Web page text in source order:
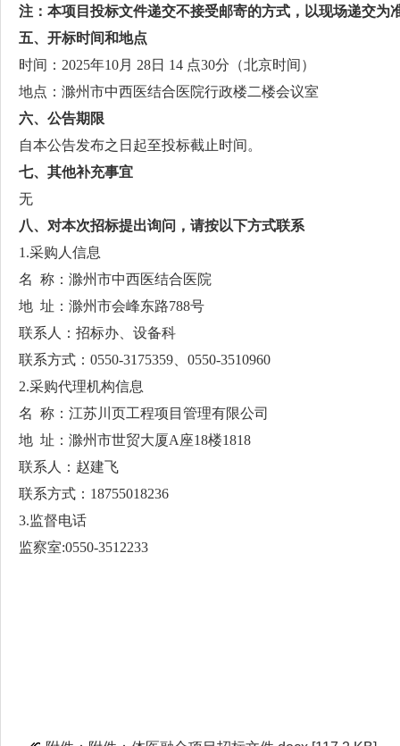
注：本项目投标文件递交不接受邮寄的方式，以现场递交为
五、 开标时间和地点
时间：2025年10月 28日 14 点30分（北京时间）
地点：滁州市中西医结合医院行政楼二楼会议室
六、公告期限
自本公告发布之日起至投标截止时间。
七、其他补充事宜
无
八、对本次招标提出询问，请按以下方式联系
1.采购人信息
名 称：滁州市中西医结合医院
地 址：滁州市会峰东路788号
联系人：招标办、设备科
联系方式：0550-3175359、0550-3510960
2.采购代理机构信息
名 称：江苏川页工程项目管理有限公司
地 址：滁州市世贸大厦A座18楼1818
联系人：赵建飞
联系方式：18755018236
3.监督电话
监察室:0550-3512233